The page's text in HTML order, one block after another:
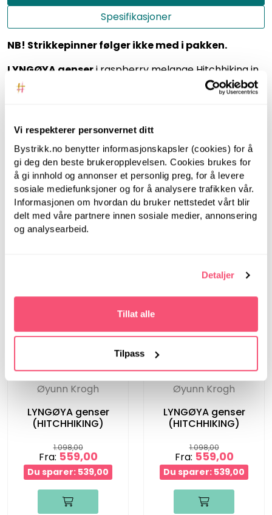
Vi respekterer personvernet ditt
Bystrikk.no benytter informasjonskapsler (cookies) for å
gi deg den beste brukeropplevelsen. Cookies brukes for
å gi innhold og annonser et personlig preg, for å levere
sosiale mediefunksjoner og for å analysere trafikken vår.
Informasjonen om hvordan du bruker nettstedet vårt blir
delt med våre partnere innen sosiale medier, annonsering
og analysearbeid.
Detaljer
Tillat alle
Tilpass
Spesifikasjoner
NB! Strikkepinner følger ikke med i pakken.
LYNGØYA genseri raspberry melange Hitchhiking in
Himalaya. Mønstrett genser med raglan og rund hals.
kan du enkelt legge til flere nøster i handlekurven.
Endre farger? Klikk deg inn på fargepalettene og velg
dine favorittfarger.
ANBEFALT FOR DEG
Øyunn Krogh
LYNGØYA genser
(HITCHHIKING)
1.098,00
Fra: 559,00
Du sparer: 539,00
Øyunn Krogh
LYNGØYA genser
(HITCHHIKING)
1.098,00
Fra: 559,00
Du sparer: 539,00